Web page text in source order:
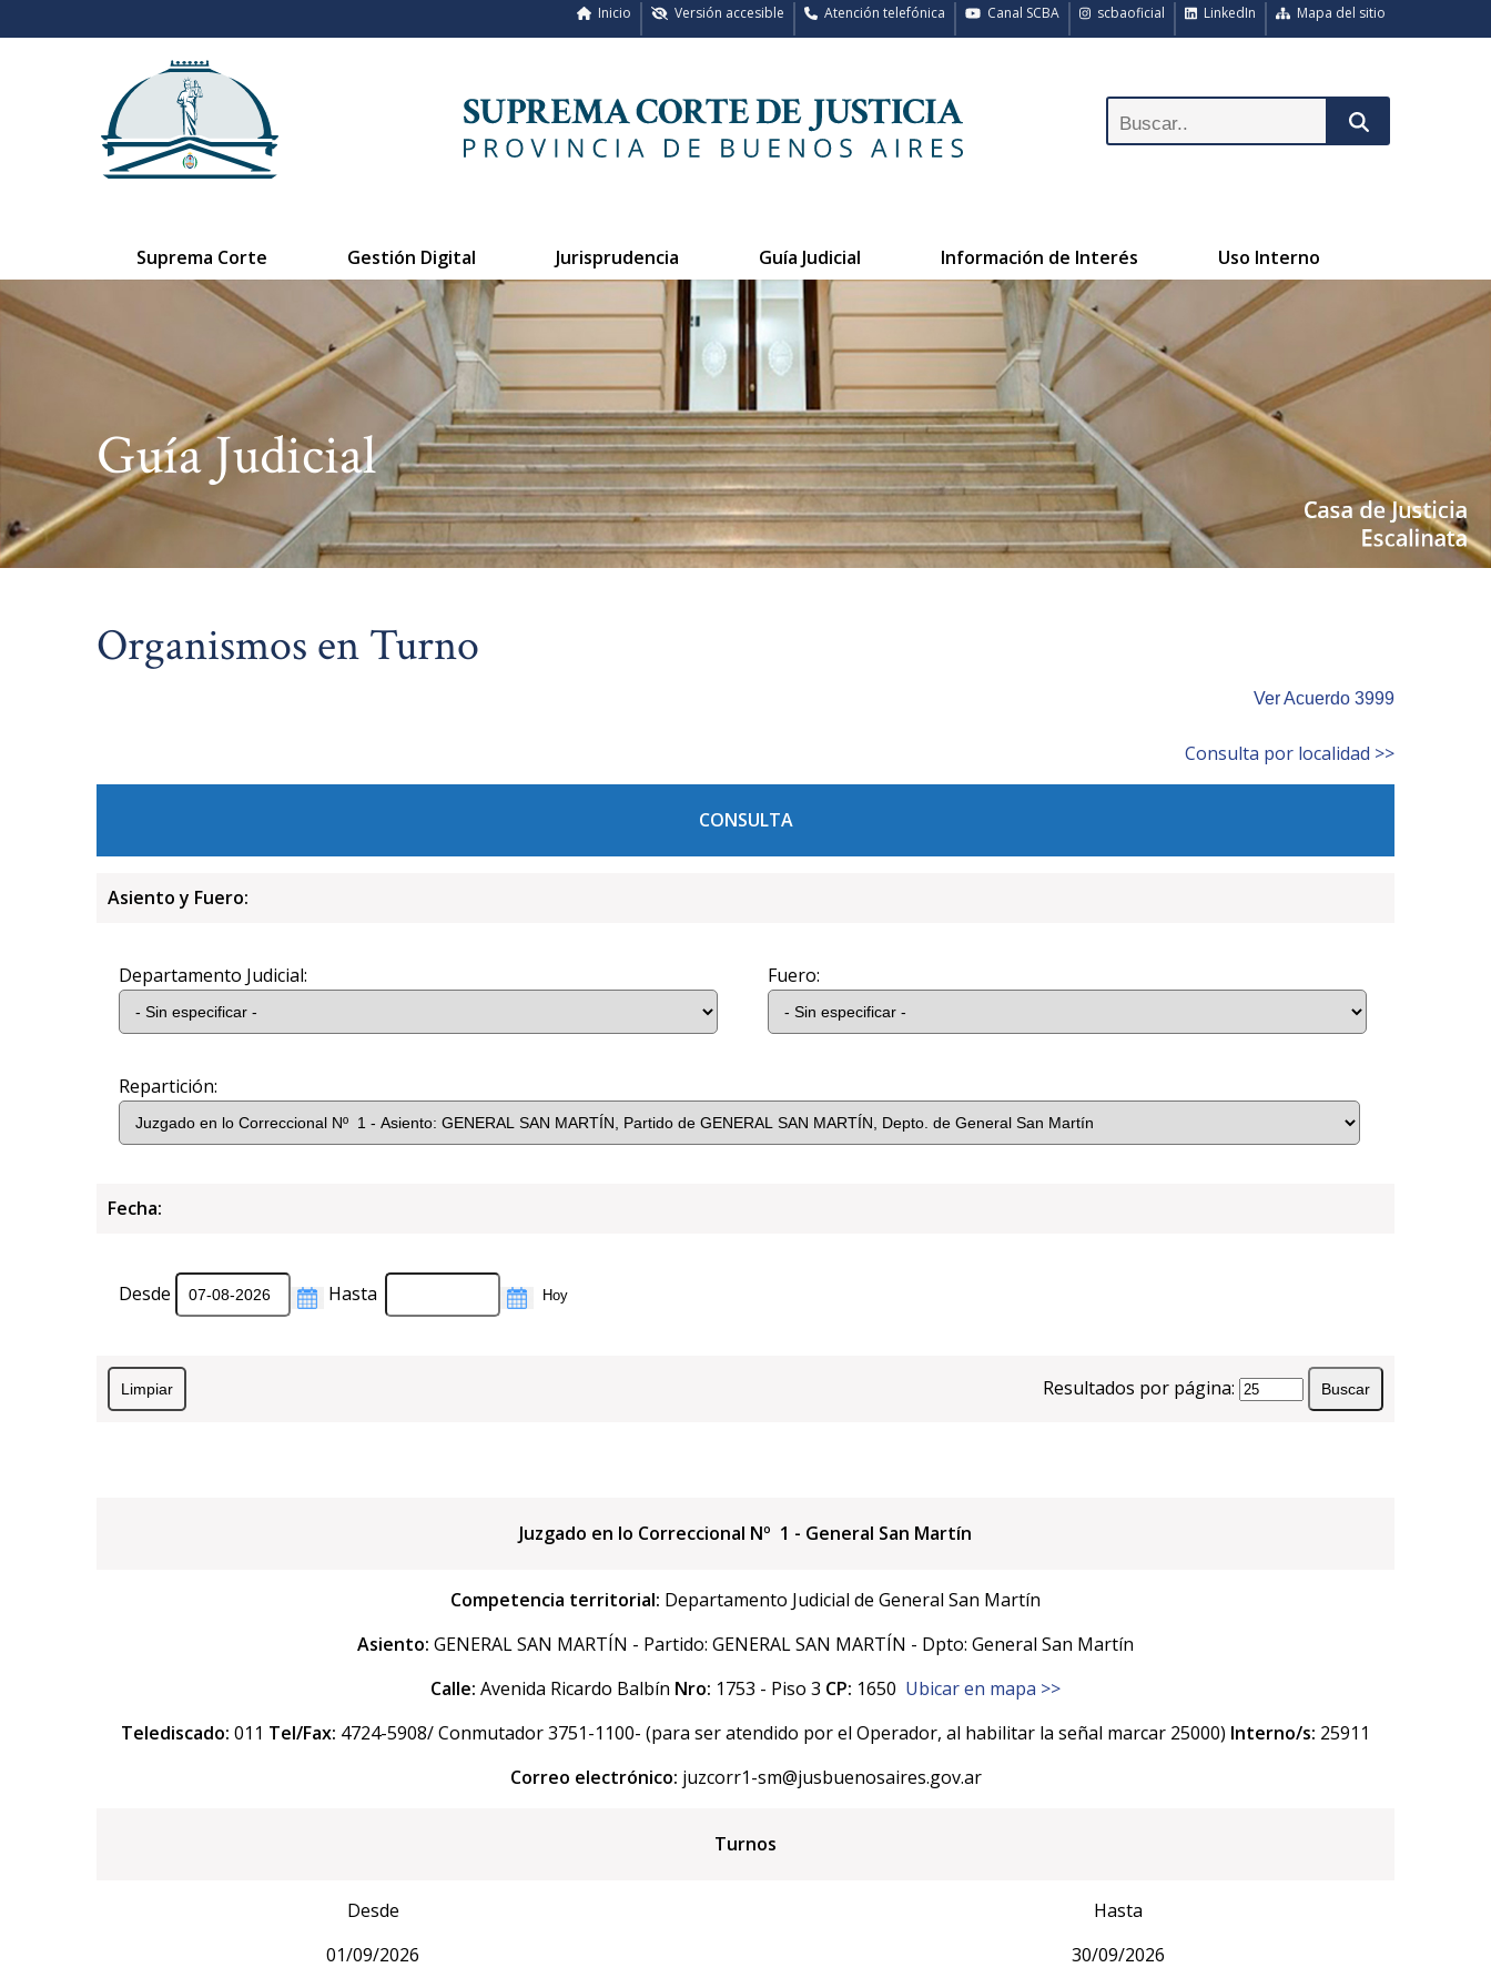
Mapa del sitio
LinkedIn
scbaoficial
Canal SCBA
Atención telefónica
Versión accesible
Inicio
Suprema Corte Gestión Digital Jurisprudencia Guía Judicial Información de Interés Uso Interno
Guía Judicial
Organismos en Turno
Ver Acuerdo 3999
Consulta por localidad >>
CONSULTA
Asiento y Fuero:
Departamento Judicial: Fuero:
Repartición:
Fecha:
Desde Hasta
Resultados por página:
Juzgado en lo Correccional Nº 1 - General San Martín
Competencia territorial: Departamento Judicial de General San Martín
Asiento: GENERAL SAN MARTÍN - Partido: GENERAL SAN MARTÍN - Dpto: General San Martín
Calle: Avenida Ricardo Balbín Nro: 1753 - Piso 3 CP: 1650 Ubicar en mapa >>
Telediscado: 011 Tel/Fax: 4724-5908/ Conmutador 3751-1100- (para ser atendido por el Operador, al habilitar la señal marcar 25000) Interno/s: 25911
Correo electrónico: juzcorr1-sm@jusbuenosaires.gov.ar
Turnos
Desde
Hasta
01/09/2026
30/09/2026